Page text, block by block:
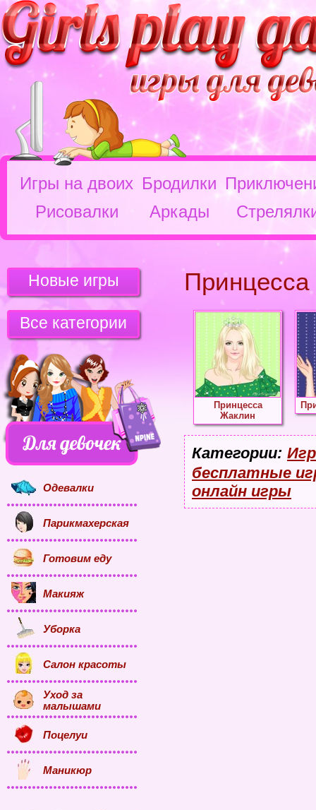
Игры на двоих Бродилки
Рисовалки
Аркады
Принцесса
Жаклин
Категории:
бесплатные
онлайн игры
Новые игры
Все категории
Одевалки
Парикмахерская
Готовим еду
Макияж
Уборка
Салон красоты
Уход за
малышами
Поцелуи
Маникюр